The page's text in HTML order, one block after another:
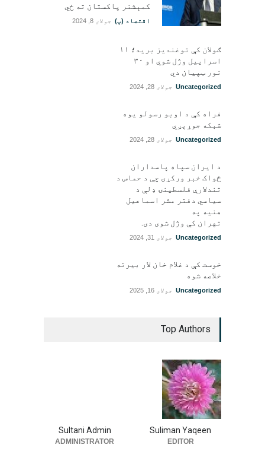
کمېشنر پاکستان ته ځي
اقتصاد (پ) جولای 8, 2024
ګولان کې توغندیز برید؛ ۱۱
اسراییل وژل شوي او ۳۰
نور ټپيان دي
Uncategorized جولای 28, 2024
فراه کې د اوبو رسولو یوه
شبکه جوړېږي
Uncategorized جولای 28, 2024
د ایران سپاه پاسداران
ځواک خبر ورکړی چې د حماس د
تندلارې فلسطينۍ ډلې د
سیاسي دفتر مشر اسماعیل
هنيه په
تهران کې وژل شوی دی.
Uncategorized جولای 31, 2024
خوست کې د غلام خان لار بیرته
خلاصه شوه
Uncategorized جولای 16, 2025
Top Authors
Suliman Yaqeen
EDITOR
Sultani Admin
ADMINISTRATOR